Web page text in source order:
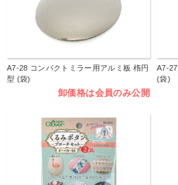
A7-28 コンパクトミラー用アルミ板 楕円
型 (袋)
卸価格は会員のみ公開
A7-
(袋)